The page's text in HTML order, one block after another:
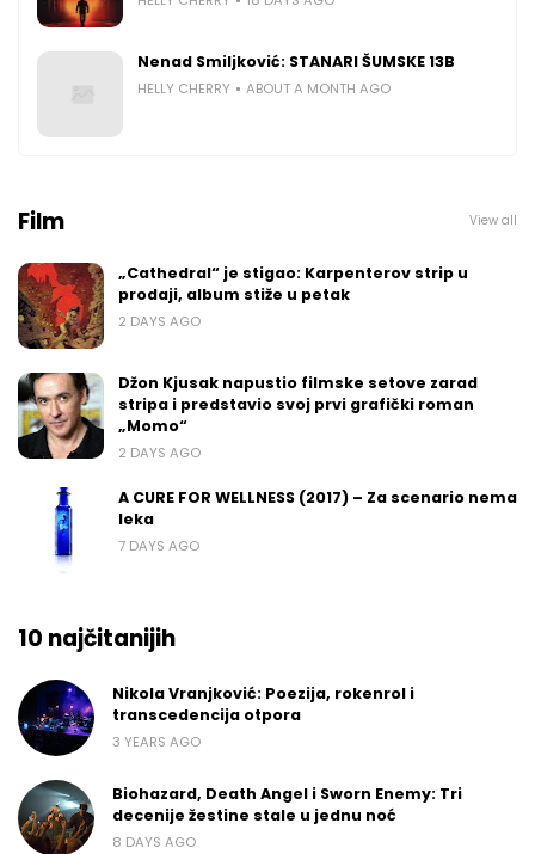
Nenad Smiljković: STANARI ŠUMSKE 13B
HELLY CHERRY ABOUT A MONTH AGO
Film View all
„Cathedral“ je stigao: Karpenterov strip u
prodaji, album stiže u petak
2 DAYS AGO
Džon Kjusak napustio filmske setove zarad
stripa i predstavio svoj prvi grafički roman
„Momo“
2 DAYS AGO
A CURE FOR WELLNESS (2017) – Za scenario nema
leka
7 DAYS AGO
10 najčitanijih
Nikola Vranjković: Poezija, rokenrol i
transcedencija otpora
3 YEARS AGO
Biohazard, Death Angel i Sworn Enemy: Tri
decenije žestine stale u jednu noć
8 DAYS AGO